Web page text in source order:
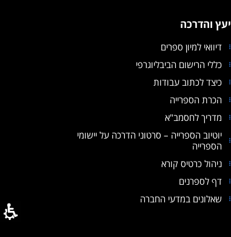
יעץ והדרכה
דיוואי למיון ספרים
כללי הרישום הביבליוגרפי
כיצד לכתוב עבודות
הכרת הספרייה
מדריך לחסמב"א
קובץ מסוג PDF
יוטיוב הספרייה – סרטוני הדרכה על יישומי
הספרייה
ניהול כרטיס קורא
דף לספרנים
שאלונים במדעי החברה